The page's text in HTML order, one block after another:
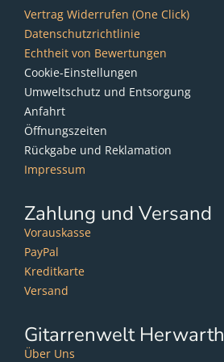
Vertrag Widerrufen (One Click)
Datenschutzrichtlinie
Echtheit von Bewertungen
Cookie-Einstellungen
Umweltschutz und Entsorgung
Anfahrt
Öffnungszeiten
Rückgabe und Reklamation
Impressum
Zahlung und Versand
Vorauskasse
PayPal
Kreditkarte
Versand
Gitarrenwelt Herwarth
Über Uns